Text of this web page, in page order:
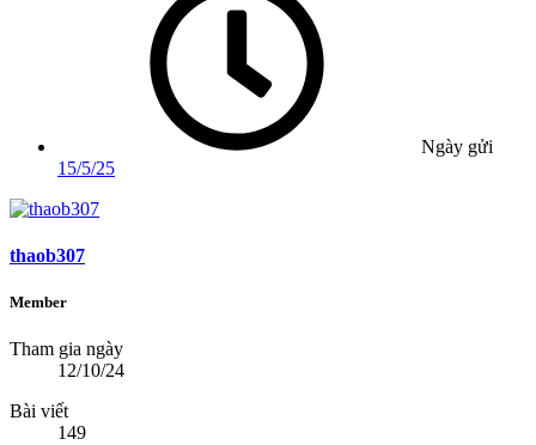
Ngày gửi
15/5/25
thaob307
Member
Tham gia ngày
12/10/24
Bài viết
149